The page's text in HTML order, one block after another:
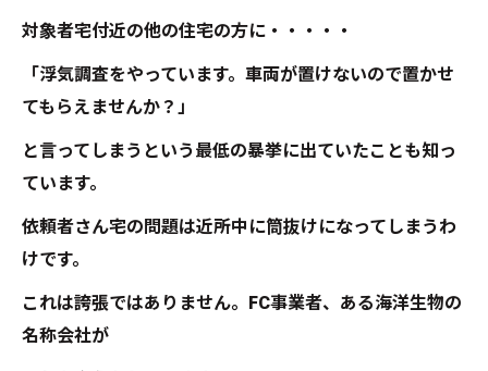
対象者宅付近の他の住宅の方に・・・・・
「浮気調査をやっています。車両が置けないので置かせ
てもらえませんか？」
と言ってしまうという最低の暴挙に出ていたことも知っ
ています。
依頼者さん宅の問題は近所中に筒抜けになってしまうわ
けです。
これは誇張ではありません。FC事業者、ある海洋生物の
名称会社が